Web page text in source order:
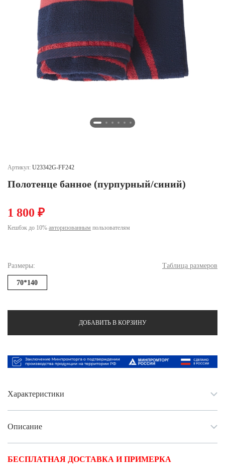
Ростовская область (2)
Самарская область (1)
Санкт-Петербург и ЛО (3)
Саратовская область (1)
Свердловская область (5)
Северная Осетия (2)
Смоленская область (1)
Артикул: U23342G-FF242
Полотенце банное (пурпурный/синий)
1 800 ₽
Кешбэк до 10% авторизованным пользователям
Размеры: Таблица размеров
70*140
ДОБАВИТЬ В КОРЗИНУ
Характеристики
Описание
БЕСПЛАТНАЯ ДОСТАВКА И ПРИМЕРКА